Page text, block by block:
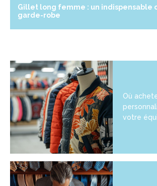
Gillet long femme : un indispensable
garde-robe
Où
votre